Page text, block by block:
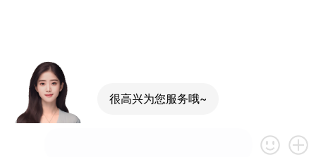
很高兴为您服务哦~